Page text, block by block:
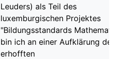
Leuders) als Teil des
luxemburgischen Projektes
"Bildungsstandards
bin ich an einer Aufklärung der
erhofften